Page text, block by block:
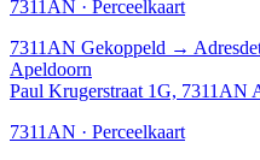
7311AN · Perceelkaart
7311AN Gekoppeld →
Apeldoorn
Paul Krugerstraat 1G, 7311AN
7311AN · Perceelkaart